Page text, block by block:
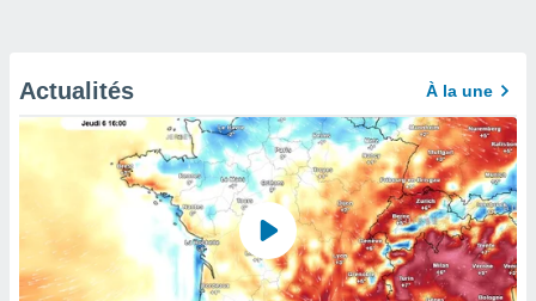
Actualités À la une